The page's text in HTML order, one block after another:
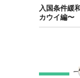
入国条件緩
カウイ編〜